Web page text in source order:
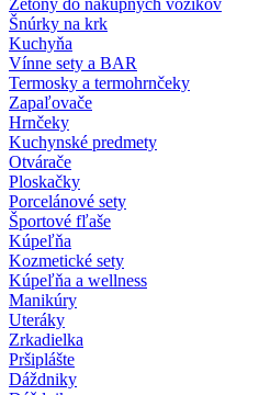
Žetóny do nákupných vozíkov
Šnúrky na krk
Kuchyňa
Vínne sety a BAR
Termosky a termohrnčeky
Zapaľovače
Hrnčeky
Kuchynské predmety
Otvárače
Ploskačky
Porcelánové sety
Športové fľaše
Kúpeľňa
Kozmetické sety
Kúpeľňa a wellness
Manikúry
Uteráky
Zrkadielka
Pršiplášte
Dáždniky